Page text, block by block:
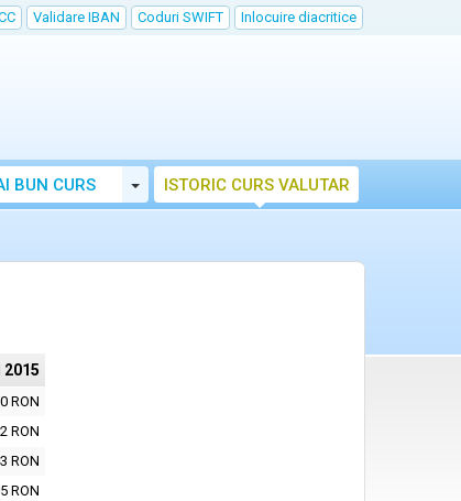
Validare IBAN Coduri SWIFT Inlocuire diacritice
BUN CURS Toggle Dropdown
ISTORIC CURS VALUTAR
2015
RON
RON
RON
RON